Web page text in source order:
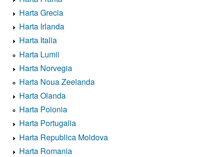
Harta Grecia
Harta Irlanda
Harta Italia
Harta Lumii
Harta Norvegia
Harta Noua Zeelanda
Harta Olanda
Harta Polonia
Harta Portugalia
Harta Republica Moldova
Harta Romania